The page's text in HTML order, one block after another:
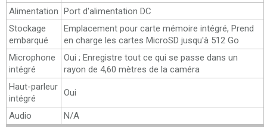
Alimentation Port d'alimentation DC
Stockage
embarqué
Emplacement pour carte mémoire intégré, Prend
en charge les cartes MicroSD jusqu'à 512 Go
Microphone
intégré
Oui ; Enregistre tout ce qui se passe dans un
rayon de 4,60 mètres de la caméra
Haut-parleur
intégré
Oui
Audio
N/A